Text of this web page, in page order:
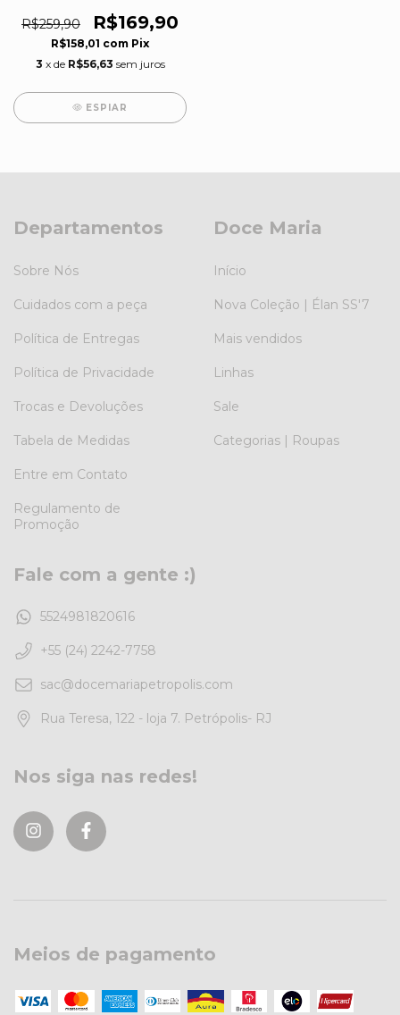
R$259,90 R$169,90
R$158,01 com Pix
3 x de R$56,63 sem juros
ESPIAR
Departamentos
Sobre Nós
Cuidados com a peça
Política de Entregas
Política de Privacidade
Trocas e Devoluções
Tabela de Medidas
Entre em Contato
Regulamento de
Promoção
Doce Maria
Início
Nova Coleção | Élan SS'7
Mais vendidos
Linhas
Sale
Categorias | Roupas
Fale com a gente :)
5524981820616
+55 (24) 2242-7758
sac@docemariapetropolis.com
Rua Teresa, 122 - loja 7. Petrópolis- RJ
Nos siga nas redes!
Meios de pagamento